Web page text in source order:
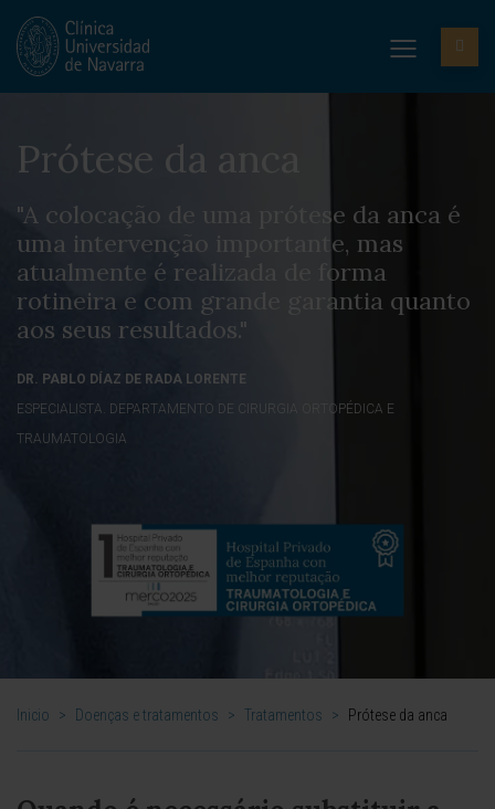
Prótese da anca
"A colocação de uma prótese da anca é
uma intervenção importante, mas
atualmente é realizada de forma
rotineira e com grande garantia quanto
aos seus resultados."
DR. PABLO DÍAZ DE RADA LORENTE
ESPECIALISTA. DEPARTAMENTO DE CIRURGIA ORTOPÉDICA E
TRAUMATOLOGIA
Inicio > Doenças e tratamentos > Tratamentos > Prótese da anca